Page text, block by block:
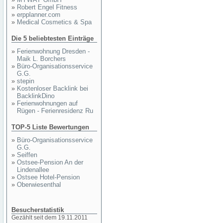
» Robert Engel Fitness
» erpplanner.com
» Medical Cosmetics & Spa
Die 5 beliebtesten Einträge
» Ferienwohnung Dresden -
Maik L. Borchers
» Büro-Organisationsservice
G.G.
» stepin
» Kostenloser Backlink bei
BacklinkDino
» Ferienwohnungen auf
Rügen - Ferienresidenz Ru
TOP-5 Liste Bewertungen
» Büro-Organisationsservice
G.G.
» Seiffen
» Ostsee-Pension An der
Lindenallee
» Ostsee Hotel-Pension
» Oberwiesenthal
Besucherstatistik
Gezählt seit dem 19.11.2011